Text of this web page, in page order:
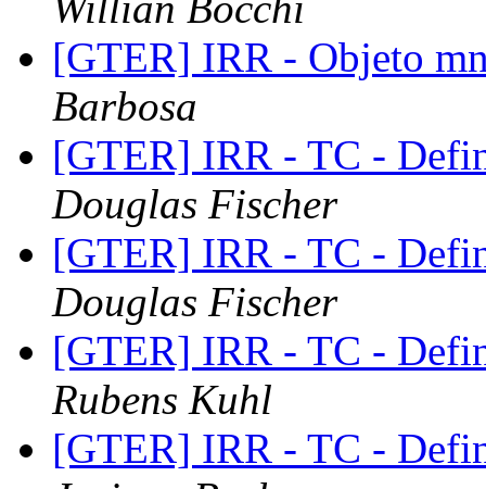
[GTER] IRR - Objeto
Barbosa
[GTER] IRR - TC -
Douglas Fischer
[GTER] IRR - TC -
Douglas Fischer
[GTER] IRR - TC -
Rubens Kuhl
[GTER] IRR - TC -